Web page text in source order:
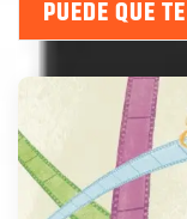
PUEDE QUE